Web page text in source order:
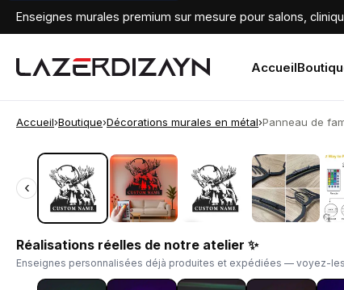
Enseignes murales premium sur mesure pour salons,
Accueil
Accueil›Boutique›Décorations murales en métal›Panneau de
‹
‹
Réalisations réelles de notre atelier ✨
Enseignes personnalisées déjà produites et expédiées — voyez-